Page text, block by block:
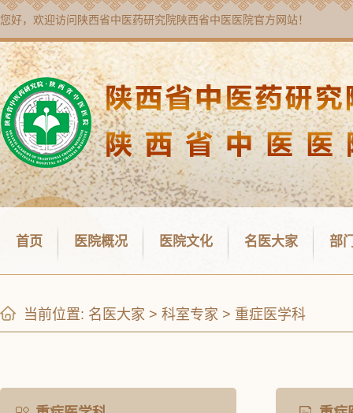
您好，欢迎访问 陕西省中医药研究院陕西省中医医院官方网站！
首页 医院概况 医院文化 名医大家 部
当前位置: 名医大家 > 科室专家 > 重症医学科